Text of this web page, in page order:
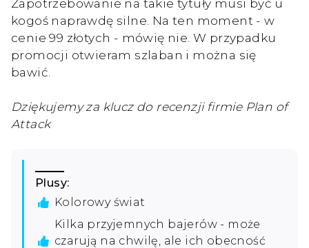
Zapotrzebowanie na takie tytuły musi być u
kogoś naprawdę silne. Na ten moment - w
cenie 99 złotych - mówię nie. W przypadku
promocji otwieram szlaban i można się
bawić.
Dziękujemy za klucz do recenzji firmie Plan of
Attack
Plusy:
Kolorowy świat
Kilka przyjemnych bajerów - może
czarują na chwilę, ale ich obecność